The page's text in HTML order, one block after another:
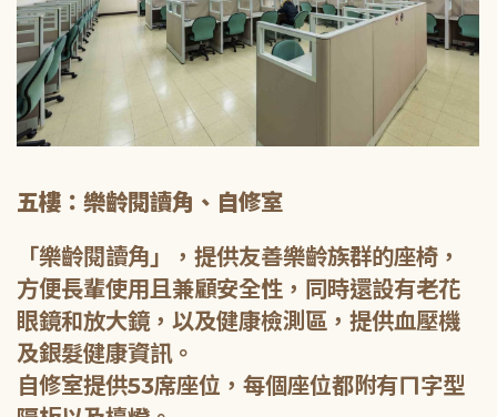
五樓：樂齡閱讀角、自修室
「樂齡閱讀角」，提供友善樂齡族群的座椅，
方便長輩使用且兼顧安全性，同時還設有老花
眼鏡和放大鏡，以及健康檢測區，提供血壓機
及銀髮健康資訊。
自修室提供53席座位，每個座位都附有ㄇ字型